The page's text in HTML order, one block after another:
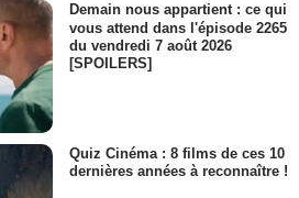
Demain nous appartient : ce qui
vous attend dans l'épisode 2265
du vendredi 7 août 2026
[SPOILERS]
Quiz Cinéma : 8 films de ces 10
dernières années à reconnaître !